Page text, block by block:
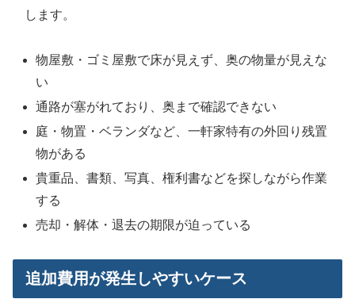
します。
物屋敷・ゴミ屋敷で床が見えず、奥の物量が見えな
い
通路が塞がれており、奥まで確認できない
庭・物置・ベランダなど、一軒家特有の外回り残置
物がある
貴重品、書類、写真、権利書などを探しながら作業
する
売却・解体・退去の期限が迫っている
追加費用が発生しやすいケース